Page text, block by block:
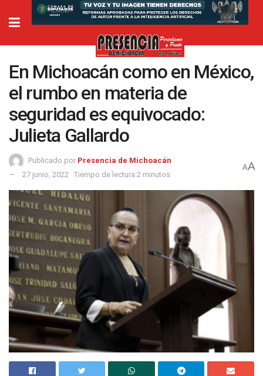
En Michoacán como en México,
el rumbo en materia de
seguridad es equivocado:
Julieta Gallardo
Publicado por Presencia de Michoacán
27 junio, 2022
Tiempo de lectura:2 minutos
AA